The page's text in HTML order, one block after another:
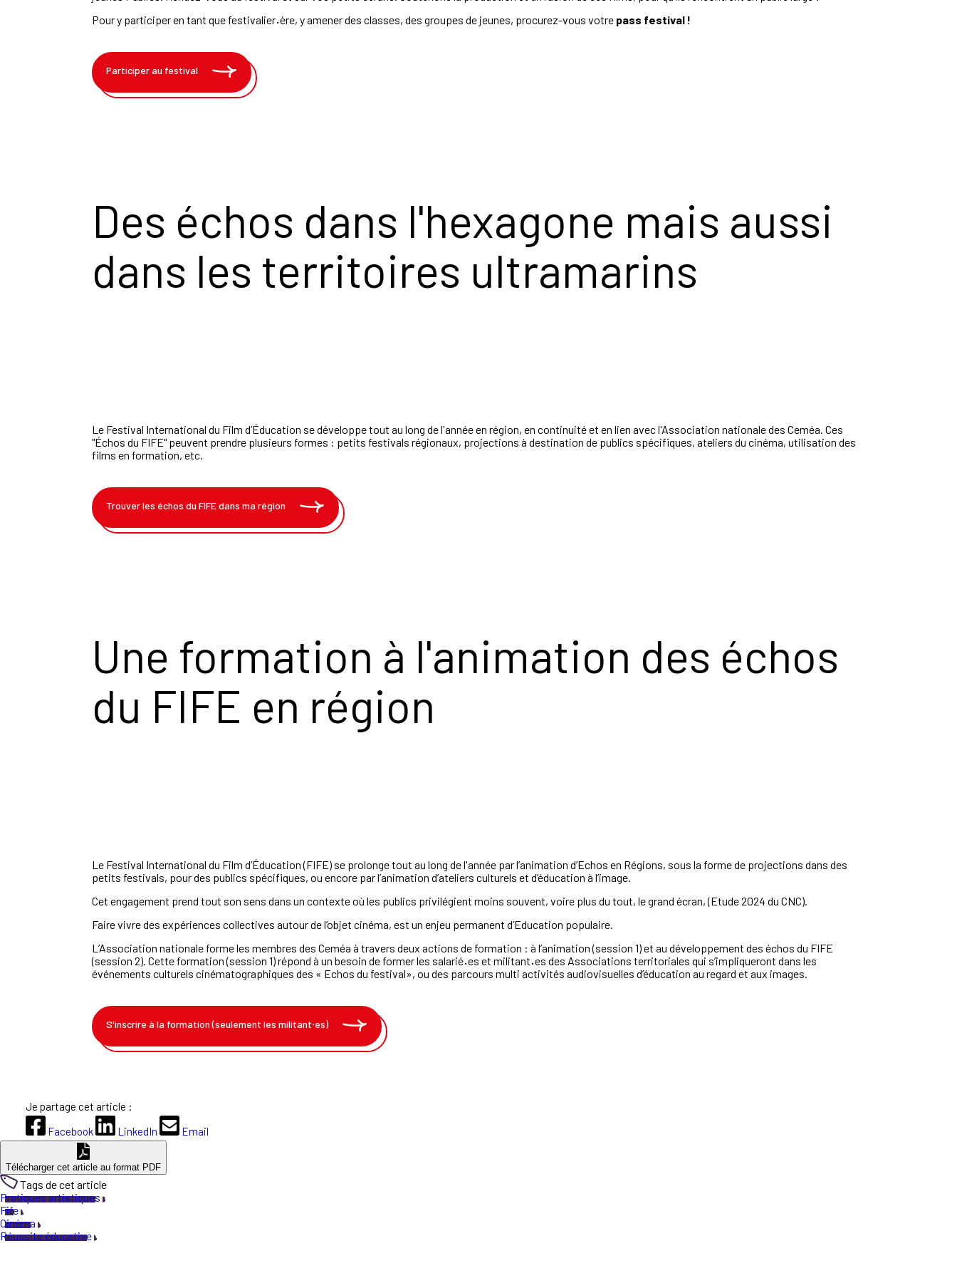
Pour y participer en tant que festivalier·ère, y amener des classes, des groupes de jeunes, procurez-vous votre pass festival !
Participer au festival
Des échos dans l'hexagone mais aussi
dans les territoires ultramarins
Le Festival International du Film d’Éducation sedéveloppetout au long del'annéeen région, en continuitéet en lien avecl'Association nationaledes Ceméa Ces
"Échos du FIFE" peuvent prendre plusieurs formes : petits festivals régionaux, projections à destination de publics spécifiques, ateliers du cinéma, utilisation des
films en formation, etc
Trouver les échos du FIFE dans ma région
Une formation à l'animation des échos
du FIFE en région
Le Festival International du Film d’Éducation (FIFE) se prolonge tout au long de l'année par l’animation d’Echos en Régions, sous la forme de projections dans des
petits festivals, pour des publics spécifiques, ou encore par l’animation d’ateliers culturels et d’éducation à l’image.
Cet engagement prend tout son sens dans un contexte où les publics privilégient moins souvent, voire plus du tout, le grand écran, (Etude 2024 du CNC).
Faire vivre des expériences collectives autour de l’objet cinéma, est un enjeu permanent d’Education populaire.
L’Association nationale forme les membres des Ceméa à travers deux actions de formation : à l’animation (session 1) et au développement des échos du FIFE
(session 2). Cette formation (session 1)répond à un besoin de former les salarié·es et militant·es des Associations territoriales qui s’impliqueront dans les
événements culturels cinématographiques des « Echos du festival», ou des parcours multi activités audiovisuelles d’éducation au regard et aux images.
S'inscrire à la formation (seulement les militant⋅es)
Je partage cet article :
Facebook
LinkedIn Email
Télécharger cet article au format PDF
Tags de cet article
Pratiques artistiques
Fife
Cinéma
Réussite éducative